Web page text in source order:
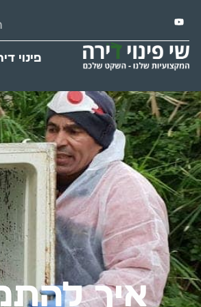
פינוי
איך